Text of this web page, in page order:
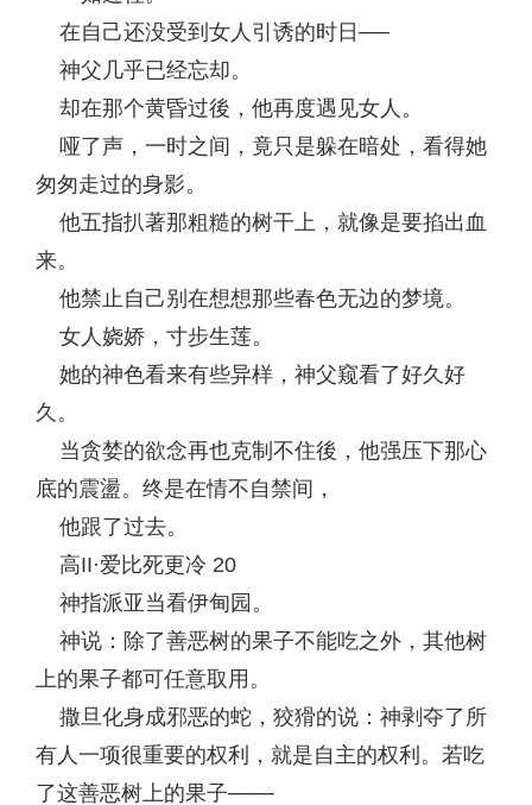
在自己还没受到女人引诱的时日──
神父几乎已经忘却。
却在那个黄昏过後，他再度遇见女人。
哑了声，一时之间，竟只是躲在暗处，看得她
匆匆走过的身影。
他五指扒著那粗糙的树干上，就像是要掐出血
来。
他禁止自己别在想想那些春色无边的梦境。
女人娆娇，寸步生莲。
她的神色看来有些异样，神父窥看了好久好
久。
当贪婪的欲念再也克制不住後，他强压下那心
底的震盪。终是在情不自禁间，
他跟了过去。
高II·爱比死更冷 20
神指派亚当看伊甸园。
神说：除了善恶树的果子不能吃之外，其他树
上的果子都可任意取用。
撒旦化身成邪恶的蛇，狡猾的说：神剥夺了所
有人一项很重要的权利，就是自主的权利。若吃
了这善恶树上的果子───